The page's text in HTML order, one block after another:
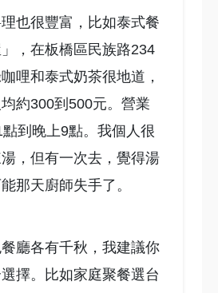
也很豐富，比如泰式餐
，在板橋區民族路234
哩和泰式奶茶很地道，
約300到500元。營業
到晚上9點。我個人很
，但有一次去，覺得湯
那天廚師失手了。
廳各有千秋，我建議你
擇。比如家庭聚餐選台